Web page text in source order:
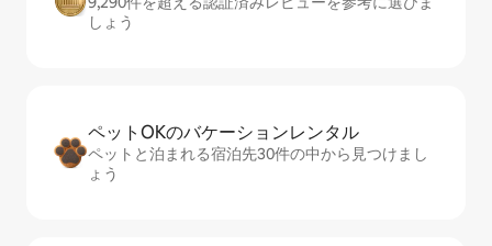
しょう
ペットOKのバ⁠ケ⁠ー⁠シ⁠ョ⁠ンレ⁠ン⁠タ⁠ル
ペットと泊まれる宿泊先30件の中から見つけまし
ょう